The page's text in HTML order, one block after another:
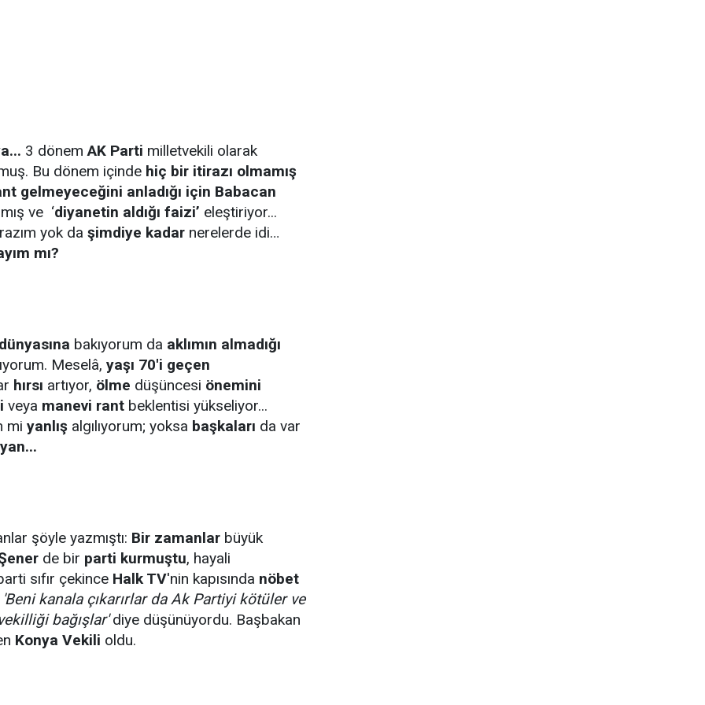
3 dönemAK Parti milletvekili olarak
Bu dönem içinde hiç bir itirazı olmamış
gelmeyeceğini anladığı için Babacan
ve ‘diyanetin aldığı faizi’ eleştiriyor...
yok da şimdiye kadar nerelerde idi…
mı?
bakıyorum da aklımın almadığı
Meselâ, yaşı 70'i geçen
hırsı artıyor, ölme düşüncesi önemini
veya manevi rant beklentisi yükseliyor...
mi yanlış algılıyorum; yoksa başkaları da var
şöyle yazmıştı: Bir zamanlar büyük
de bir parti kurmuştu, hayali
sıfır çekince Halk TV'nin kapısında nöbet
'Beni kanala çıkarırlar da Ak Partiyi kötüler ve
bağışlar'diye düşünüyordu. Başbakan
Konya Vekili oldu.